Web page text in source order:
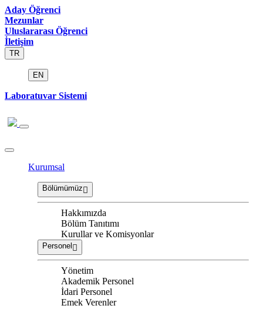
Aday Öğrenci
Mezunlar
Uluslararası Öğrenci
İletişim
TR
EN
Laboratuvar Sistemi
Kurumsal
Bölümümüz
Hakkımızda
Bölüm Tanıtımı
Kurullar ve Komisyonlar
Personel
Yönetim
Akademik Personel
İdari Personel
Emek Verenler